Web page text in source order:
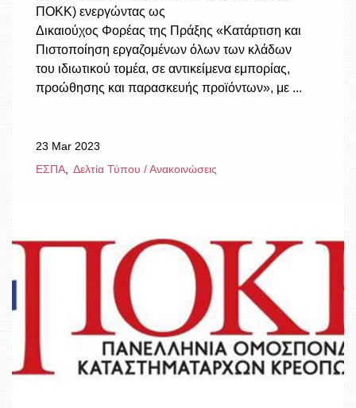
ΠΟΚΚ) ενεργώντας ως
Δικαιούχος Φορέας της Πράξης «Κατάρτιση και
Πιστοποίηση εργαζομένων όλων των κλάδων
του ιδιωτικού τομέα, σε αντικείμενα εμπορίας,
προώθησης και παρασκευής προϊόντων», με ...
23 Mar 2023
ΕΣΠΑ
Δελτία Τύπου / Ανακοινώσεις